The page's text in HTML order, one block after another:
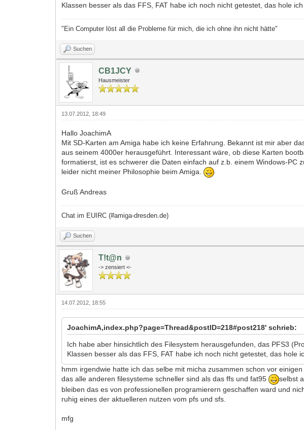
Klassen besser als das FFS, FAT habe ich noch nicht getestet, das hole
"Ein Computer löst all die Probleme für mich, die ich ohne ihn nicht hätte"
Suchen
CB1JCY
Hausmeister
13.07.2012, 18:49
Hallo JoachimA
Mit SD-Karten am Amiga habe ich keine Erfahrung. Bekannt ist mir aber
aus seinem 4000er herausgeführt. Interessant wäre, ob diese Karten
formatierst, ist es schwerer die Daten einfach auf z.b. einem Windows-
leider nicht meiner Philosophie beim Amiga.
Gruß Andreas
Chat im EUIRC (#amiga-dresden.de)
Suchen
T!t@n
-> zensiert <-
14.07.2012, 18:55
JoachimA,index.php?page=Thread&postID=218#post218' schrieb:
Ich habe aber hinsichtlich des Filesystem herausgefunden, das PFS3
Klassen besser als das FFS, FAT habe ich noch nicht getestet, das hole
hmm irgendwie hatte ich das selbe mit micha zusammen schon vor
das alle anderen filesysteme schneller sind als das ffs und fat95
selbst
bleiben das es von professionellen programierern geschaffen ward und
ruhig eines der aktuelleren nutzen vom pfs und sfs.
mfg